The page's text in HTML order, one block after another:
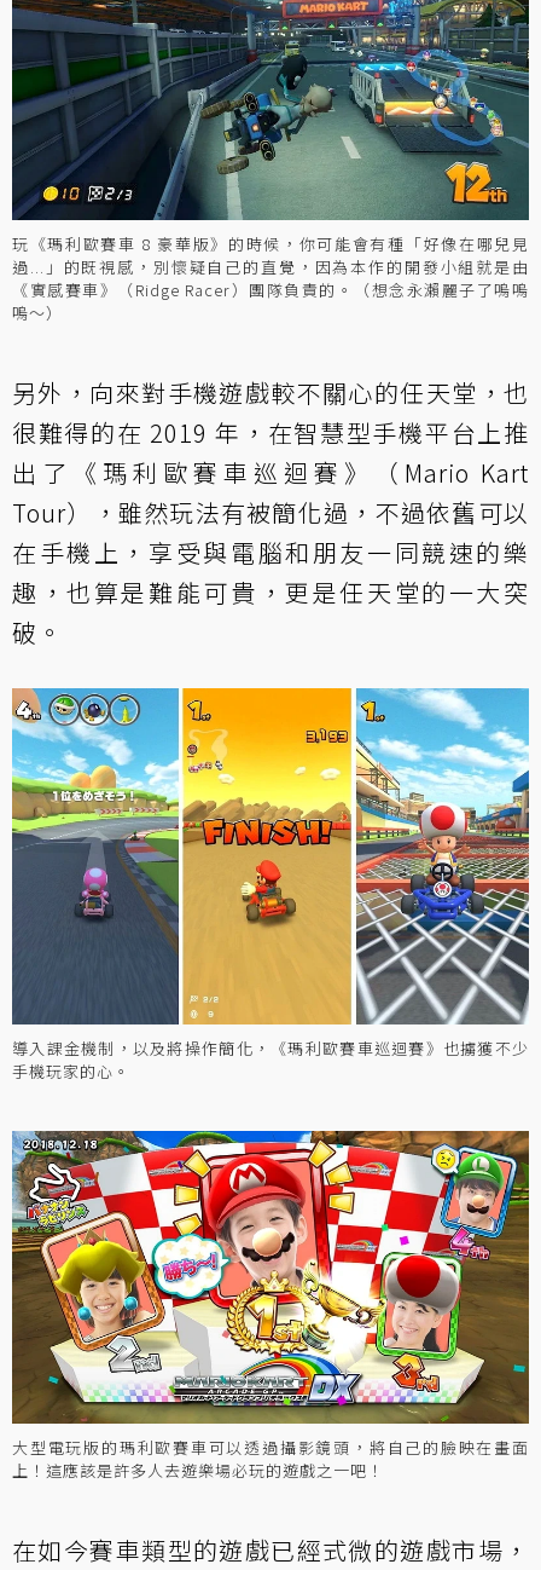
玩《瑪利歐賽車 8 豪華版》的時候，你可能會有種「好像在哪兒見
過...」的既視感，別懷疑自己的直覺，因為本作的開發小組就是由
《實感賽車》（Ridge Racer）團隊負責的。（想念永瀨麗子了嗚嗚
嗚～）
另外，向來對手機遊戲較不關心的任天堂，也
很難得的在 2019 年，在智慧型手機平台上推
出了《瑪利歐賽車巡迴賽》（Mario Kart
Tour），雖然玩法有被簡化過，不過依舊可以
在手機上，享受與電腦和朋友一同競速的樂
趣，也算是難能可貴，更是任天堂的一大突
破。
導入課金機制，以及將操作簡化，《瑪利歐賽車巡迴賽》也擄獲不少
手機玩家的心。
大型電玩版的瑪利歐賽車可以透過攝影鏡頭，將自己的臉映在畫面
上！這應該是許多人去遊樂場必玩的遊戲之一吧！
在如今賽車類型的遊戲已經式微的遊戲市場，